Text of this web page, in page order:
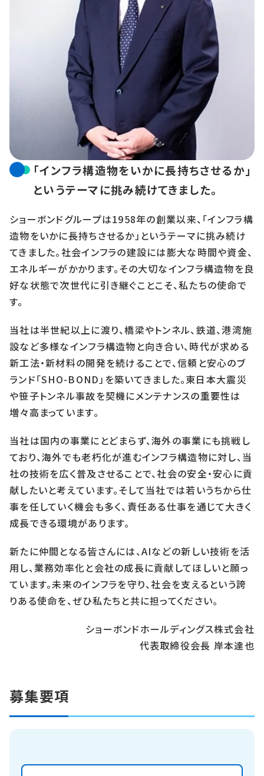
「インフラ構造物をいかに長持ちさせるか」
というテーマに挑み続けてきました。
ショーボンドグループは1958年の創業以来、「インフラ構
造物をいかに長持ちさせるか」というテーマに挑み続け
てきました。社会インフラの建設には膨大な時間や資金、
エネルギーがかかります。その大切なインフラ構造物を良
好な状態で次世代に引き継ぐことこそ、私たちの使命で
す。
当社は半世紀以上に渡り、橋梁やトンネル、鉄道、港湾施
設など多様なインフラ構造物と向き合い、時代が求める
新工法・新材料の開発を続けることで、信頼と安心のブ
ランド「SHO-BOND」を築いてきました。東日本大震災
や笹子トンネル事故を契機にメンテナンスの重要性は
増々高まっています。
当社は国内の事業にとどまらず、海外の事業にも挑戦し
ており、海外でも老朽化が進むインフラ構造物に対し、当
社の技術を広く普及させることで、社会の安全・安心に貢
献したいと考えています。そして当社では若いうちから仕
事を任していく機会も多く、責任ある仕事を通じて大きく
成長できる環境があります。
新たに仲間となる皆さんには、AIなどの新しい技術を活
用し、業務効率化と会社の成長に貢献してほしいと願っ
ています。未来のインフラを守り、社会を支えるという誇
りある使命を、ぜひ私たちと共に担ってください。
ショーボンドホールディングス株式会社
代表取締役会長 岸本達也
募集要項